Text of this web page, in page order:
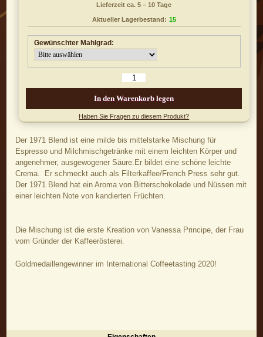
Lieferzeit ca. 5 – 10 Tage
Aktueller Lagerbestand: 15
Gewünschter Mahlgrad:
Haben Sie Fragen zu diesem Produkt?
Der 1971 Blend ist eine milde bis mittelstarke Mischung für
Espresso und Milchmischgetränke mit einem leichten Körper und
angenehmer, ausgewogener Säure.Er bildet eine schöne leichte
Crema. Er schmeckt auch als Filterkaffee/French Press sehr gut.
Der 1971 Blend hat ein Aroma von Bitterschokolade und Nüssen mit
einer leichten Note von kandierten Früchten.
Die Mischung ist die erste Kreation von Vanessa Principe, der Frau
vom Gründer der Kaffeerösterei.
Goldmedaillengewinner im International Coffeetasting 2020!